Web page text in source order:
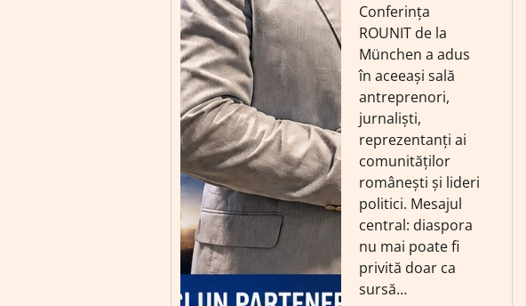
Conferința
ROUNIT de la
München a adus
în aceeași sală
antreprenori,
jurnaliști,
reprezentanți ai
comunităților
românești și lideri
politici. Mesajul
central: diaspora
nu mai poate fi
privită doar ca
sursă…